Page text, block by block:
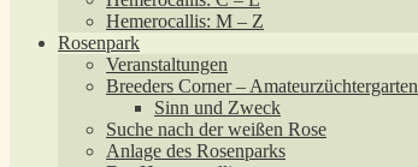
Hemerocallis: M – Z
Rosenpark
Veranstaltungen
Breeders Corner – Amateurzüchtergarten
Sinn und Zweck
Suche nach der weißen Rose
Anlage des Rosenparks